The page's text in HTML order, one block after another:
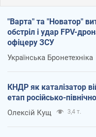
"Варта" та "Новатор"
обстріл і удар FPV-
офіцеру ЗСУ
Українська Бронетехніка
КНДР як каталізатор
етап російсько-
Олексій Кущ 3,4 т.